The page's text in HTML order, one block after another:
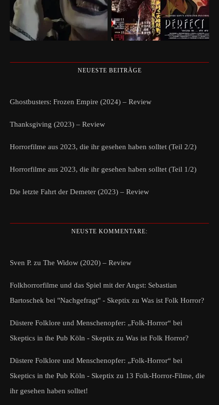
NEUESTE BEITRÄGE
Ghostbusters: Frozen Empire (2024) – Review
Thanksgiving (2023) – Review
Horrorfilme aus 2023, die ihr gesehen haben solltet (Teil 2/2)
Horrorfilme aus 2023, die ihr gesehen haben solltet (Teil 1/2)
Die letzte Fahrt der Demeter (2023) – Review
NEUSTE KOMMENTARE:
Sven P. zu The Widow (2020) – Review
Folkhorrorfilme und das Spiel mit der Angst: Sebastian
Bartoschek bei "Nachgefragt" - Skeptix zu Was ist Folk Horror?
Düstere Folklore und Menschenopfer: „Folk-Horror“ bei
Skeptics in the Pub Köln - Skeptix zu Was ist Folk Horror?
Düstere Folklore und Menschenopfer: „Folk-Horror“ bei
Skeptics in the Pub Köln - Skeptix zu 13 Folk-Horror-Filme, die
ihr gesehen haben solltet!